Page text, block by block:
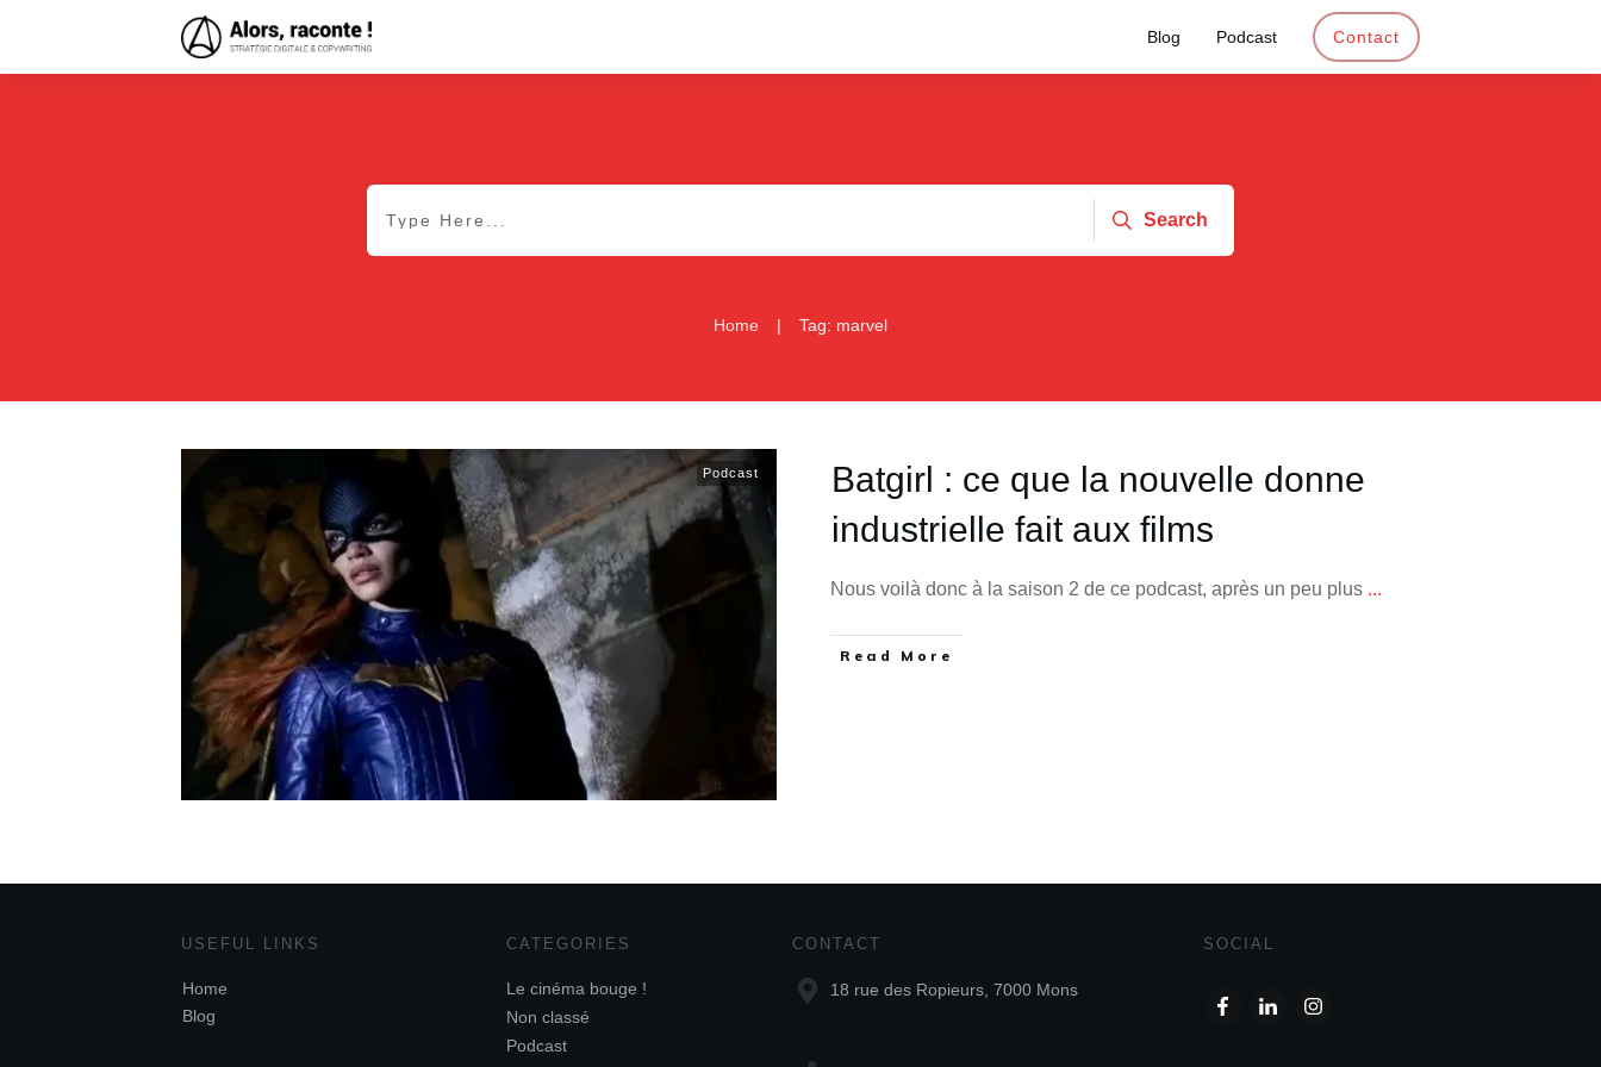
Blog Podcast Contact
Search
Home | Tag: marvel
Podcast
Batgirl : ce que la nouvelle donne
industrielle fait aux films
Nous voilà donc à la saison 2 de ce podcast, après un peu plus ...
Read More
USEFUL LINKS
Home
Blog
CATEGORIES
Le cinéma bouge !
Non classé
Podcast
CONTACT
18 rue des Ropieurs, 7000 Mons
SOCIAL